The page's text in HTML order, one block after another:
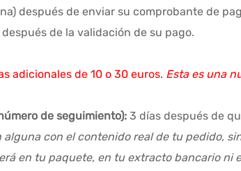
después de enviar su comprobante de
de la validación de su pago.
adicionales de 10 o 30 euros. Esta es una
de seguimiento): 3 días después de
con el contenido real de tu pedido,
en tu paquete, en tu extracto bancario